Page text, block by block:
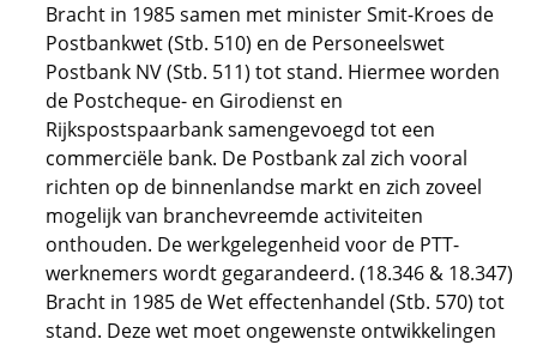
Bracht in 1985 samen met minister Smit-Kroes de
Postbankwet (Stb. 510) en de Personeelswet
Postbank NV (Stb. 511) tot stand. Hiermee worden
de Postcheque- en Girodienst en
Rijkspostspaarbank samengevoegd tot een
commerciële bank. De Postbank zal zich vooral
richten op de binnenlandse markt en zich zoveel
mogelijk van branchevreemde activiteiten
onthouden. De werkgelegenheid voor de PTT-
werknemers wordt gegarandeerd. (18.346 & 18.347)
Bracht in 1985 de Wet effectenhandel (Stb. 570) tot
stand. Deze wet moet ongewenste ontwikkelingen